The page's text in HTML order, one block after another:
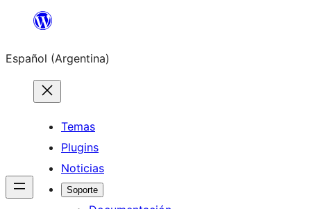
Saltar
contenido
Español (Argentina)
Temas
Plugins
Noticias
Soporte